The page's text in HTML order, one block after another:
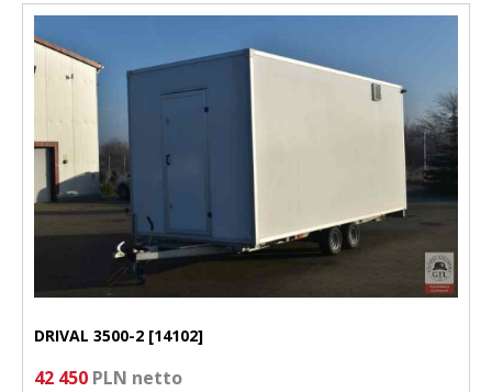
DRIVAL 3500-2 [14102]
42 450 PLN netto